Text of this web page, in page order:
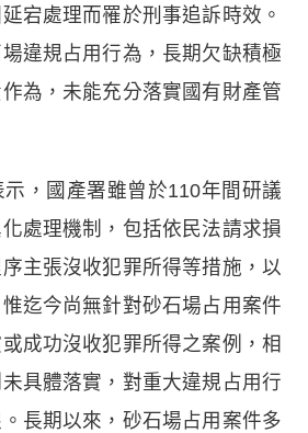
宕處理而罹於刑事追訴時效。
違規占用行為，長期欠缺積極
為，未能充分落實國有財產管
，國產署雖曾於110年間研議
處理機制，包括依民法請求損
主張沒收犯罪所得等措施，以
迄今尚無針對砂石場占用案件
成功沒收犯罪所得之案例，相
具體落實，對重大違規占用行
長期以來，砂石場占用案件多